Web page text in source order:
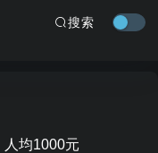
搜索
人均1000元